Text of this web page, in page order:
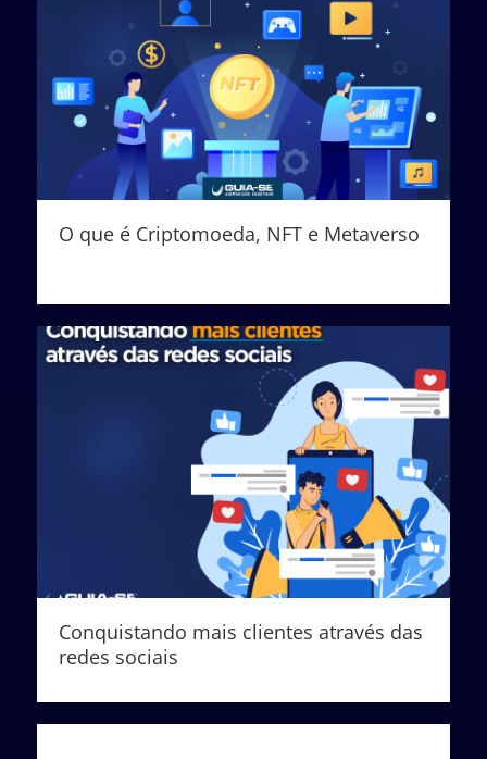
O que é Criptomoeda, NFT e Metaverso
Conquistando mais clientes através das
redes sociais